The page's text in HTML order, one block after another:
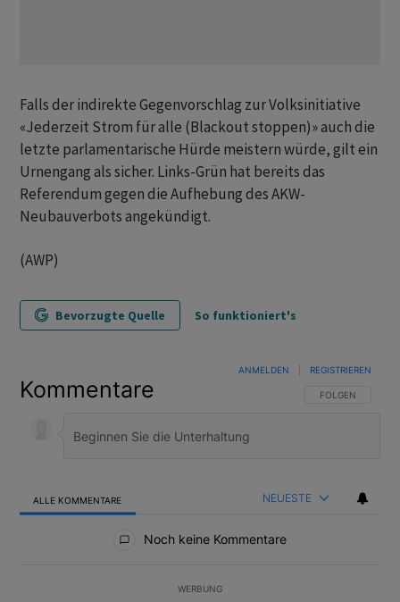
Falls der indirekte Gegenvorschlag zur Volksinitiative
«Jederzeit Strom für alle (Blackout stoppen)» auch die
letzte parlamentarische Hürde meistern würde, gilt ein
Urnengang als sicher. Links-Grün hat bereits das
Referendum gegen die Aufhebung des AKW-
Neubauverbots angekündigt.
(AWP)
Bevorzugte Quelle So funktioniert's
Kommentare FOLGE DIESER
FOLGEN
ANMELDEN REGISTRIEREN
ALLE KOMMENTARE NEUESTE
Noch keine Kommentare
WERBUNG